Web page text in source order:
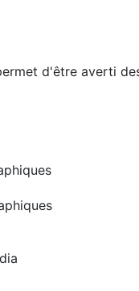
d'être averti